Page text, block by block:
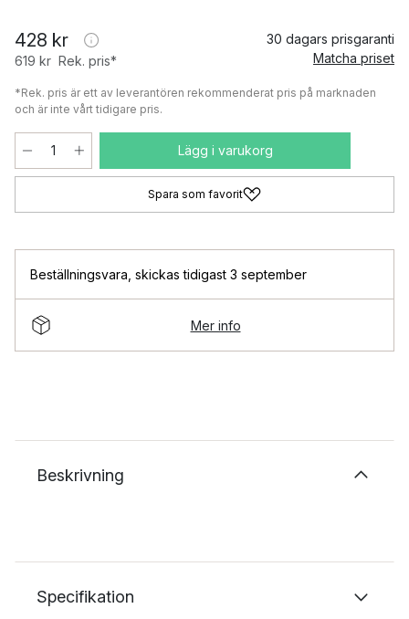
428 kr
619 kr Rek. pris*
30 dagars prisgaranti
Matcha priset
*Rek. pris är ett av leverantören rekommenderat pris på marknaden
och är inte vårt tidigare pris.
Lägg i varukorg
Spara som favorit
Beställningsvara skickas tidigast 3 september
Mer info
Beskrivning
Specifikation